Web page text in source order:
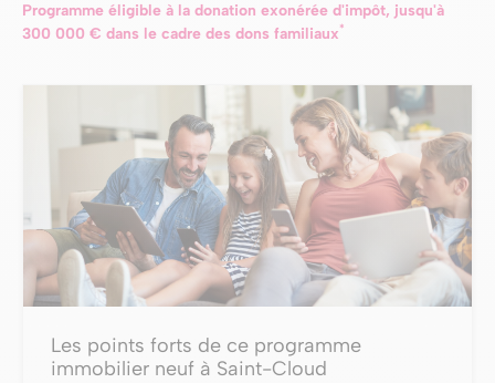
Les points forts de ce programme
immobilier neuf à Saint-Cloud
Programme éligible à la donation exonérée d'impôt, jusqu'à
300 000 € dans le cadre des dons familiaux*